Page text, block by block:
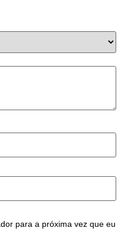
para a próxima vez que eu